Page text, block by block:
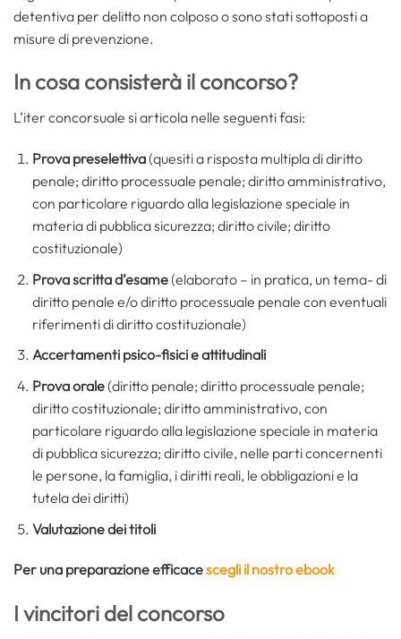
detentiva per delitto non colposo o sono stati sottoposti a
misure di prevenzione.
In cosa consisterà il concorso?
L’iter concorsuale si articola nelle seguenti fasi:
Prova preselettiva(quesiti a risposta multipla di diritto
penale; diritto processuale penale; diritto amministrativo,
con particolare riguardo alla legislazione speciale in
materia di pubblica sicurezza; diritto civile; diritto
costituzionale)
Prova scritta d’esame(elaborato – in pratica, un tema- di
diritto penale e/o diritto processuale penale con eventuali
riferimenti di diritto costituzionale)
Accertamenti psico-fisici e attitudinali
Prova orale(diritto penale; diritto processuale penale;
diritto costituzionale; diritto amministrativo, con
particolare riguardo alla legislazione speciale in materia
di pubblica sicurezza; diritto civile, nelle parti concernenti
le persone, la famiglia, i diritti reali, le obbligazioni e la
tutela dei diritti)
Valutazione dei titoli
Per una preparazione efficacescegli il nostro ebook
I vincitori del concorso